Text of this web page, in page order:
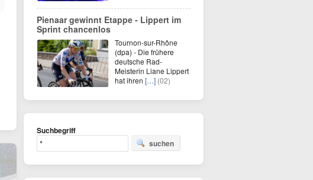
Pienaar gewinnt Etappe - Lippert im
Sprint chancenlos
Tournon-sur-Rhône
(dpa) - Die frühere
deutsche Rad-
Meisterin Liane Lippert
hat ihren […] (02)
Suchbegriff
suchen